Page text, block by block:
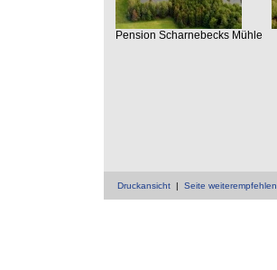
Pension Scharnebecks Mühle
Druckansicht | Seite weiterempfehlen